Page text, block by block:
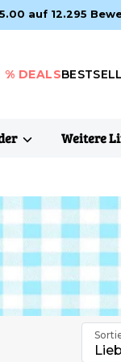
auf 12.295
% DEALS
Weitere